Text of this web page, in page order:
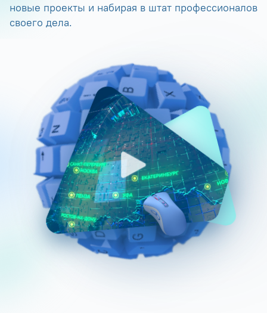
новые проекты и набирая в штат профессионалов
своего дела.